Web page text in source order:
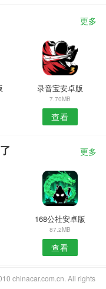
更多
录音宝安卓版
7.70MB
查看
更多
168公社安卓版
87.2MB
查看
chinacar.com.cn. All rights